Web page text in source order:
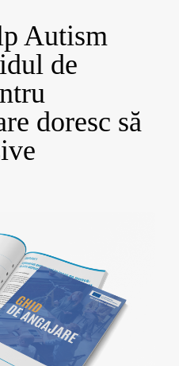
Autism
de
doresc să